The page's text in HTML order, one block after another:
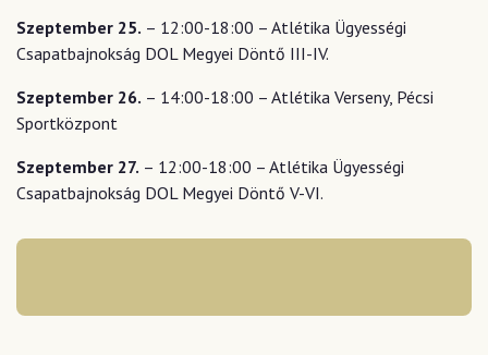
Szeptember 25. – 12:00-18:00 – Atlétika Ügyességi
Csapatbajnokság DOL Megyei Döntő III-IV.
Szeptember 26. – 14:00-18:00 – Atlétika Verseny, Pécsi
Sportközpont
Szeptember 27. – 12:00-18:00 – Atlétika Ügyességi
Csapatbajnokság DOL Megyei Döntő V-VI.